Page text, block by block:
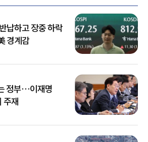
납하고 장중 하락
경계감
정부…이재명
주재